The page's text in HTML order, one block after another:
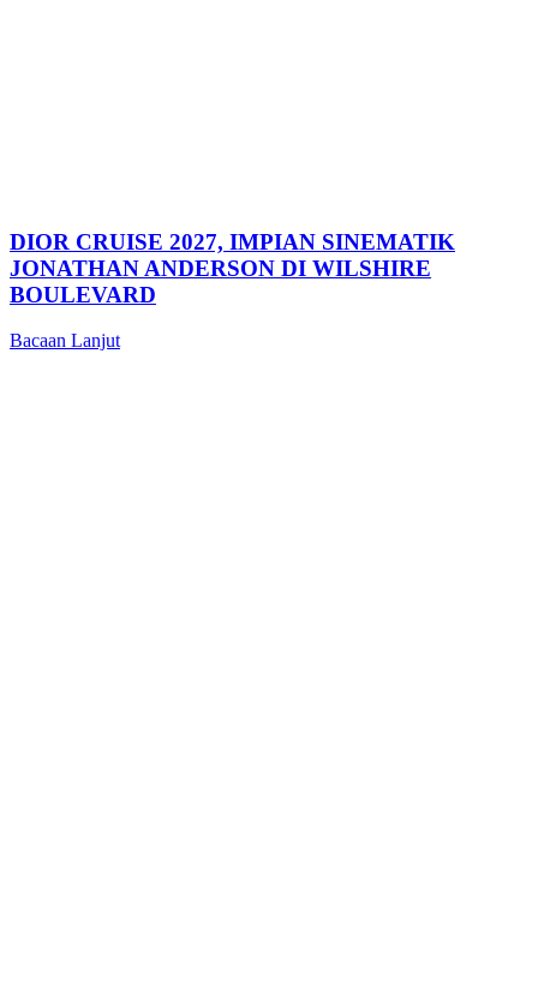
DIOR CRUISE 2027, IMPIAN SINEMATIK
JONATHAN ANDERSON DI WILSHIRE
BOULEVARD
Bacaan Lanjut